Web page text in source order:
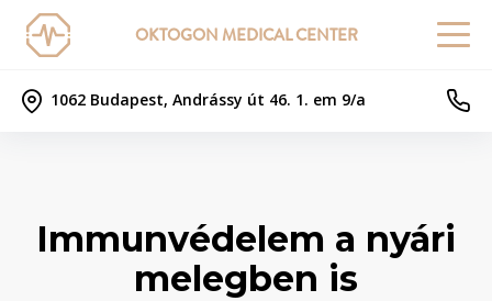
OKTOGON MEDICAL CENTER
1062 Budapest, Andrássy út 46. 1. em 9/a
Immunvédelem a nyári
melegben is